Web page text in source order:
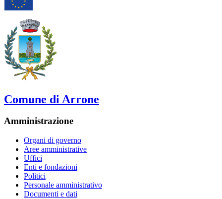
Comune di Arrone
Amministrazione
Organi di governo
Aree amministrative
Uffici
Enti e fondazioni
Politici
Personale amministrativo
Documenti e dati